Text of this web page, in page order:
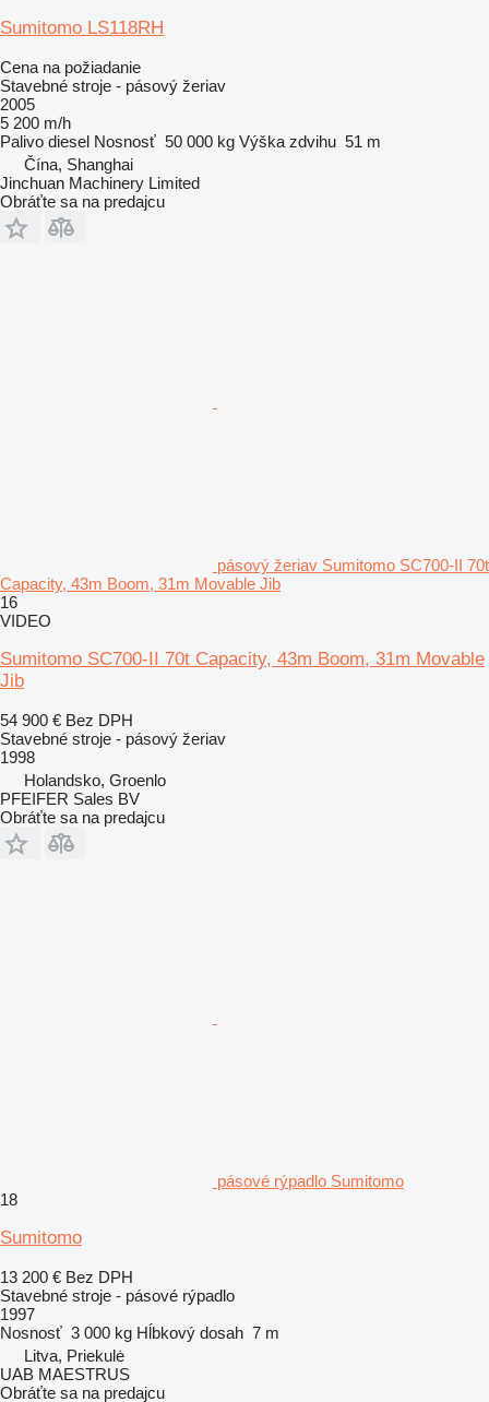
Sumitomo LS118RH
Cena na požiadanie
Stavebné stroje - pásový žeriav
2005
5 200 m/h
Palivo diesel Nosnosť 50 000 kg Výška zdvihu 51 m
Čína, Shanghai
Jinchuan Machinery Limited
Obráťte sa na predajcu
pásový žeriav Sumitomo SC700-II 70t
Capacity, 43m Boom, 31m Movable Jib
16
VIDEO
Sumitomo SC700-II 70t Capacity, 43m Boom, 31m Movable
Jib
54 900 € Bez DPH
Stavebné stroje - pásový žeriav
1998
Holandsko, Groenlo
PFEIFER Sales BV
Obráťte sa na predajcu
pásové rýpadlo Sumitomo
18
Sumitomo
13 200 € Bez DPH
Stavebné stroje - pásové rýpadlo
1997
Nosnosť 3 000 kg Hĺbkový dosah 7 m
Litva, Priekulė
UAB MAESTRUS
Obráťte sa na predajcu